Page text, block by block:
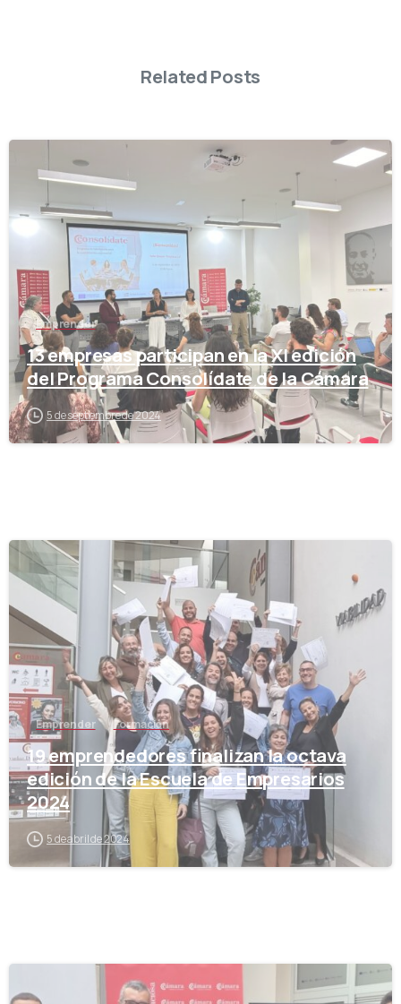
Related Posts
Emprender
13 empresas participan en la XI edición
del Programa Consolídate de la Cámara
5 de septiembre de 2024
Emprender Formación
19 emprendedores finalizan la octava
edición de la Escuela de Empresarios
2024
5 de abril de 2024
-